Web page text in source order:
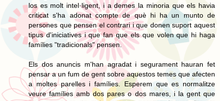
los es molt intel·ligent, i a demes la minoria que els havia
criticat s'ha adonat compte de què hi ha un munto de
persones que pensen el contrari i que donen suport aquest
tipus d'iniciatives i que fan que els que volen que hi haga
famílies "tradicionals" pensen.
Els dos anuncis m'han agradat i segurament hauran fet
pensar a un fum de gent sobre aquestos temes que afecten
a moltes parelles i famílies. Esperem que es normalitze
veure famílies amb dos pares o dos mares, i la gent que